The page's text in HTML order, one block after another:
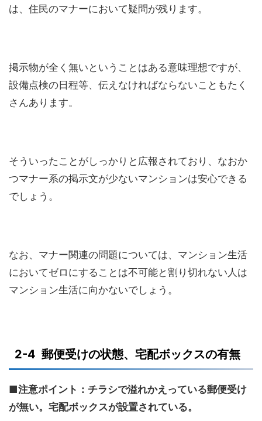
は、住民のマナーにおいて疑問が残ります。
掲示物が全く無いということはある意味理想ですが、
設備点検の日程等、伝えなければならないこともたく
さんあります。
そういったことがしっかりと広報されており、なおか
つマナー系の掲示文が少ないマンションは安心できる
でしょう。
なお、マナー関連の問題については、マンション生活
においてゼロにすることは不可能と割り切れない人は
マンション生活に向かないでしょう。
2-4 郵便受けの状態、宅配ボックスの有無
■注意ポイント：チラシで溢れかえっている郵便受け
が無い。宅配ボックスが設置されている。